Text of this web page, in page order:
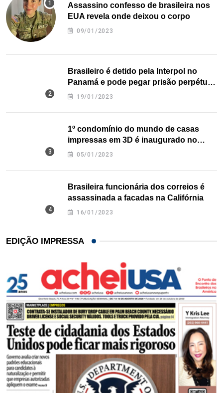
Assassino confesso de brasileira nos
EUA revela onde deixou o corpo
09/01/2023
Brasileiro é detido pela Interpol no
Panamá e pode pegar prisão perpétua
nos EUA
19/01/2023
1º condomínio do mundo de casas
impressas em 3D é inaugurado no
Texas
05/01/2023
Brasileira funcionária dos correios é
assassinada a facadas na Califórnia
16/01/2023
EDIÇÃO IMPRESSA